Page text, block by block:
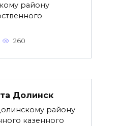
району
260
Долинск
району
казенного